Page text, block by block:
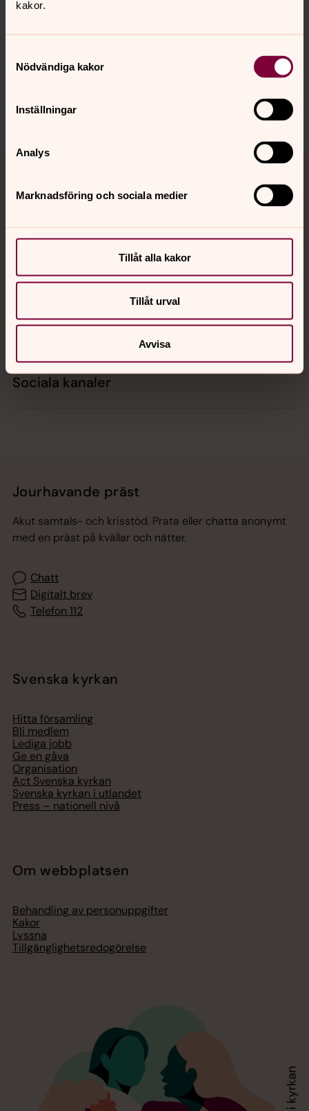
kakor.
Nödvändiga kakor
Inställningar
Analys
Marknadsföring och sociala medier
Tillåt alla kakor
Tillåt urval
Avvisa
Senast ändrad 6 februari 2026
vasteras.pastorat@svenskakyrkan.se
Tillbaka till toppen
Tillbaka till innehållet
Kontakt
Kalender
Hitta snabbt
Sociala kanaler
Jourhavande präst
Akut samtals- och krisstöd. Prata eller chatta anonymt
med en präst på kvällar och nätter.
Chatt
Digitalt brev
Telefon 112
Svenska kyrkan
Hitta församling
Bli medlem
Lediga jobb
Ge en gåva
Organisation
Act Svenska kyrkan
Svenska kyrkan i utlandet
Press – nationell nivå
Om webbplatsen
Behandling av personuppgifter
Kakor
Lyssna
Tillgänglighetsredogörelse